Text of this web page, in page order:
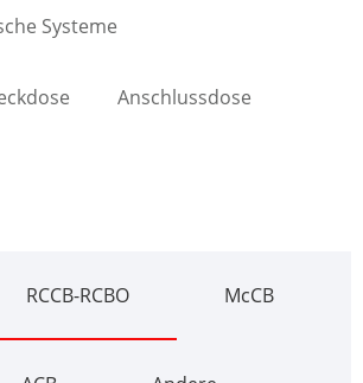
Systeme
Anschlussdose
RCCB-RCBO McCB